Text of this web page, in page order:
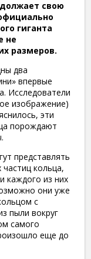
свою
гиганта
не
размеров.
два
впервые
Исследователи
изображение)
эти
порождают
представлять
кольца,
каждого из них
они уже
с
пыли вокруг
самого
еще до